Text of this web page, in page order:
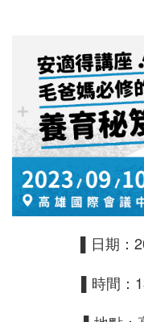
▌日期：
▌時間